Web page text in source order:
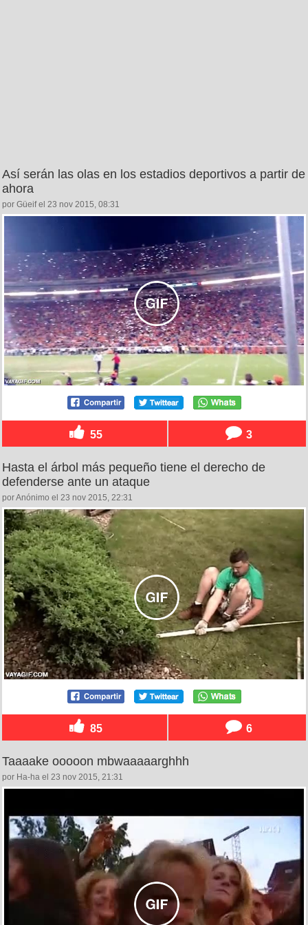
Así serán las olas en los estadios deportivos a partir de
ahora
por Güeif el 23 nov 2015, 08:31
55 3
Hasta el árbol más pequeño tiene el derecho de
defenderse ante un ataque
por Anónimo el 23 nov 2015, 22:31
85 6
Taaaake ooooon mbwaaaaarghhh
por Ha-ha el 23 nov 2015, 21:31